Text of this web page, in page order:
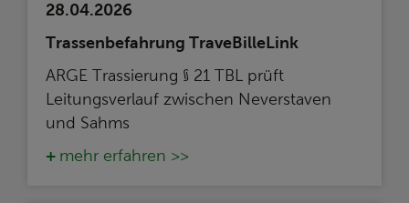
28.04.2026
Trassenbefahrung TraveBilleLink
ARGE Trassierung § 21 TBL prüft
Leitungsverlauf zwischen Neverstaven
und Sahms
mehr erfahren >>